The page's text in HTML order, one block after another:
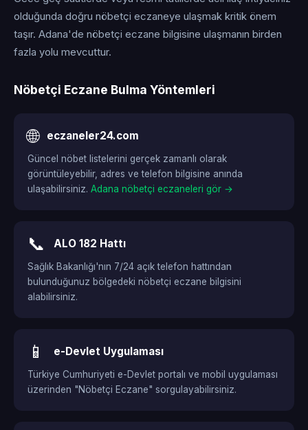
olduğunda doğru nöbetçi eczaneye ulaşmak kritik önem
taşır. Adana'de nöbetçi eczane bilgisine ulaşmanın birden
fazla yolu mevcuttur.
Nöbetçi Eczane Bulma Yöntemleri
🌐 eczaneler24.com
Güncel nöbet listelerini gerçek zamanlı olarak
görüntüleyebilir, adres ve telefon bilgisine anında
ulaşabilirsiniz. Adana nöbetçi eczaneleri gör →
📞 ALO 182 Hattı
Sağlık Bakanlığı'nın 7/24 açık telefon hattından
bulunduğunuz bölgedeki nöbetçi eczane bilgisini
alabilirsiniz.
📱 e-Devlet Uygulaması
Türkiye Cumhuriyeti e-Devlet portalı ve mobil uygulaması
üzerinden "Nöbetçi Eczane" sorgulayabilirsiniz.